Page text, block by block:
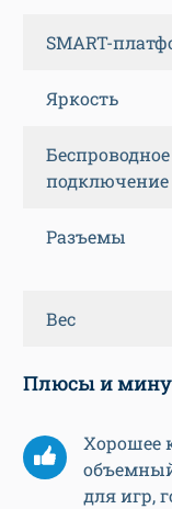
SMART-
Яркость
Беспроводное
подключение
Разъемы
Вес
Плюсы и
Хорошее
для игр,